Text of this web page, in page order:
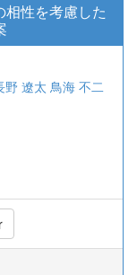
相性を考慮した
野 遼太 鳥海 不二